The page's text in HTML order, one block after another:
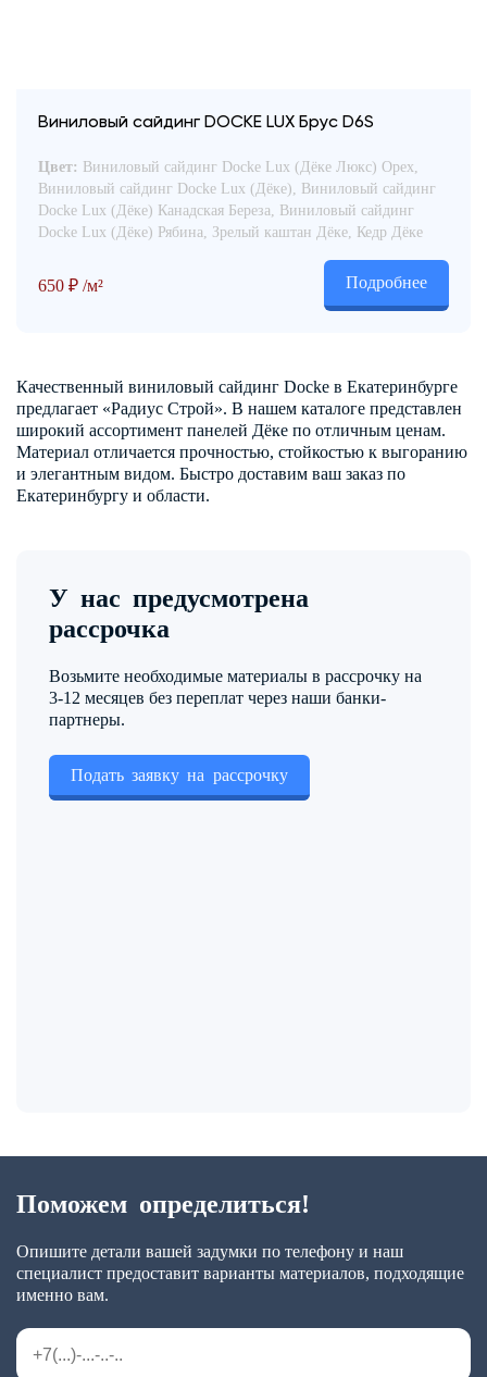
Виниловый сайдинг DOCKE LUX Брус D6S
Цвет: Виниловый сайдинг Docke Lux (Дёке Люкс) Орех,
Виниловый сайдинг Docke Lux (Дёке), Виниловый сайдинг
Docke Lux (Дёке) Канадская Береза, Виниловый сайдинг
Docke Lux (Дёке) Рябина, Зрелый каштан Дёке, Кедр Дёке
650 ₽ /м² Подробнее
Качественный виниловый сайдинг Docke в Екатеринбурге
предлагает «Радиус Строй». В нашем каталоге представлен
широкий ассортимент панелей Дёке по отличным ценам.
Материал отличается прочностью, стойкостью к выгоранию
и элегантным видом. Быстро доставим ваш заказ по
Екатеринбургу и области.
У нас предусмотрена
рассрочка
Возьмите необходимые материалы в рассрочку на
3-12 месяцев без переплат через наши банки-
партнеры.
Подать заявку на рассрочку
Поможем определиться!
Опишите детали вашей задумки по телефону и наш
специалист предоставит варианты материалов, подходящие
именно вам.